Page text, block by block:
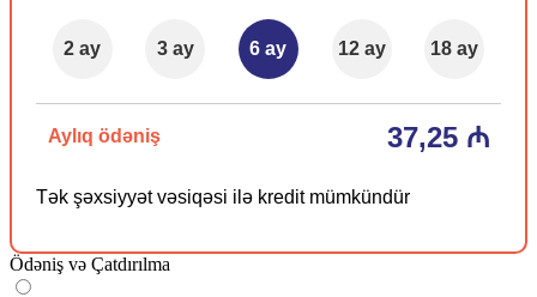
2 ay 3 ay 6 ay 12 ay 18 ay
Aylıq ödəniş 37,25 ₼
Tək şəxsiyyət vəsiqəsi ilə kredit mümkündür
Ödəniş və Çatdırılma